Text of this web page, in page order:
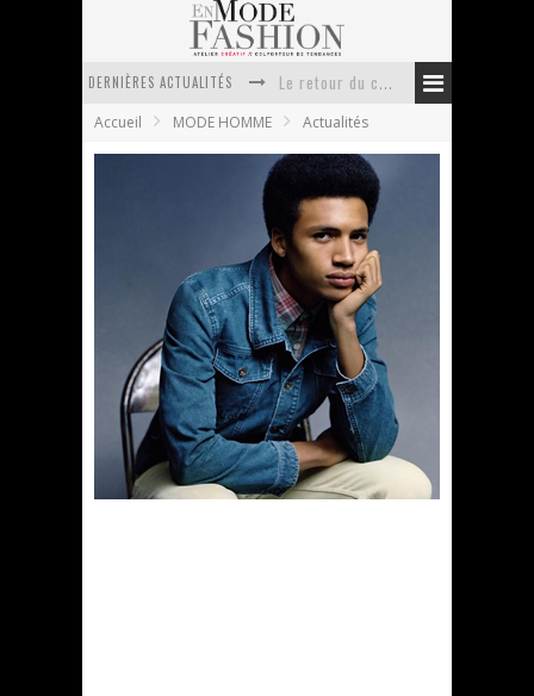
DERNIÈRES ACTUALITÉS
Doudoune pour femme : choisir la pièce idéale entre style, chaleur et durabilité
Accueil MODE HOMME Actualités
TOPMAN campagne printemps été 2012
En Mode Fashion
9 janvier 2012
Actualités